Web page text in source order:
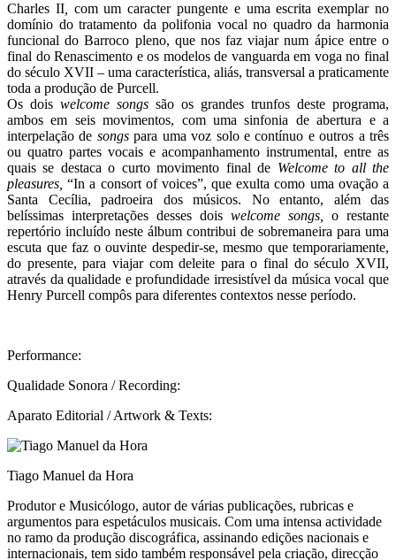
Charles II, com um caracter pungente e uma escrita exemplar no
domínio do tratamento da polifonia vocal no quadro da harmonia
funcional do Barroco pleno, que nos faz viajar num ápice entre o
final do Renascimento e os modelos de vanguarda em voga no final
do século XVII – uma característica, aliás, transversal a praticamente
toda a produção de Purcell.
Os dois welcome songs são os grandes trunfos deste programa,
ambos em seis movimentos, com uma sinfonia de abertura e a
interpelação de songspara uma voz solo e contínuo e outros a três
ou quatro partes vocais e acompanhamento instrumental, entre as
quais se destaca o curto movimento final de Welcome to all the
pleasures,“In a consort of voices”, que exulta como uma ovação a
Santa Cecília, padroeira dos músicos. No entanto, além das
belíssimas interpretações desses dois welcome songs, o restante
repertório incluído neste álbum contribui de sobremaneira para uma
escuta que faz o ouvinte despedir-se, mesmo que temporariamente,
do presente, para viajar com deleite para o final do século XVII,
através da qualidade e profundidade irresistível da música vocal que
Henry Purcell compôs para diferentes contextos nesse período.
Performance:
Qualidade Sonora / Recording:
Aparato Editorial / Artwork & Texts:
Tiago Manuel da Hora
Produtor e Musicólogo, autor de várias publicações, rubricas e
argumentos para espetáculos musicais. Com uma intensa actividade
no ramo da produção discográfica, assinando edições nacionais e
internacionais, tem sido também responsável pela criação, direcção